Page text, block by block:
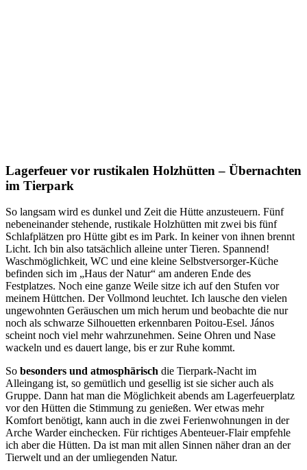
Lagerfeuer vor rustikalen Holzhütten – Übernachten
im Tierpark
So langsam wird es dunkel und Zeit die Hütte anzusteuern. Fünf
nebeneinander stehende, rustikale Holzhütten mit zwei bis fünf
Schlafplätzen pro Hütte gibt es im Park. In keiner von ihnen brennt
Licht. Ich bin also tatsächlich alleine unter Tieren. Spannend!
Waschmöglichkeit, WC und eine kleine Selbstversorger-Küche
befinden sich im „Haus der Natur“ am anderen Ende des
Festplatzes. Noch eine ganze Weile sitze ich auf den Stufen vor
meinem Hüttchen. Der Vollmond leuchtet. Ich lausche den vielen
ungewohnten Geräuschen um mich herum und beobachte die nur
noch als schwarze Silhouetten erkennbaren Poitou-Esel. János
scheint noch viel mehr wahrzunehmen. Seine Ohren und Nase
wackeln und es dauert lange, bis er zur Ruhe kommt.
So besonders und atmosphärisch die Tierpark-Nacht im
Alleingang ist, so gemütlich und gesellig ist sie sicher auch als
Gruppe. Dann hat man die Möglichkeit abends am Lagerfeuerplatz
vor den Hütten die Stimmung zu genießen. Wer etwas mehr
Komfort benötigt, kann auch in die zwei Ferienwohnungen in der
Arche Warder einchecken. Für richtiges Abenteuer-Flair empfehle
ich aber die Hütten. Da ist man mit allen Sinnen näher dran an der
Tierwelt und an der umliegenden Natur.